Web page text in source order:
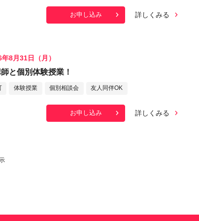
お申し込み 詳しくみる
8月31日（月）
と個別体験授業！
体験授業 個別相談会 友人同伴OK
お申し込み 詳しくみる